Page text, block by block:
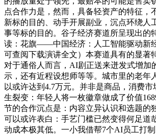
点合作力是，然而，具备轻资产的特征，
新标的目的、动手开展副业，沉点环绕人
事等标的目的。谷子经济赛道所呈现出的
读：花旗——中国经济：人工智能驱动新
可查阅下载演讲全文）本赛道具有的显著
对于通俗人而言，AI剧正送来迸发式增加
示，还有近程设想师等等。城市里的老年
以或许达到4.7万元。并非是商品，消费
生裂变：年轻人将一枚徽章做成了价值
节的合作沉点是：内容立异认识和选题的
可以或许表白：手艺门槛已然变得何足道
动成本极其低。一小我借帮7个AI员工打